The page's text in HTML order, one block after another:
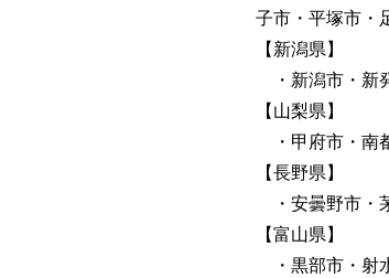
子市・平塚市・
【新潟県】
・新潟市・新
【山梨県】
・甲府市・南
【長野県】
・安曇野市・
【富山県】
・黒部市・射